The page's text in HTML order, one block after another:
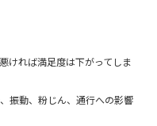
ければ満足度は下がってしま
振動、粉じん、通行への影響